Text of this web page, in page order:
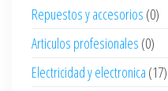
Repuestos y accesorios (0)
Articulos profesionales (0)
Electricidad y electronica (17)